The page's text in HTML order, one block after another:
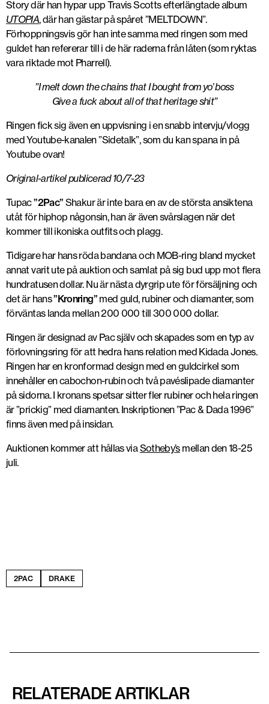
Story där han hypar upp Travis Scotts efterlängtade album
UTOPIA, där han gästar på spåret ”MELTDOWN”.
Förhoppningsvis gör han inte samma med ringen som med
guldet han refererar till i de här raderna från låten (som ryktas
vara riktade mot Pharrell).
”I melt down the chains that I bought from yo’ boss
Give a fuck about all of that heritage shit”
Ringen fick sig även en uppvisning i en snabb intervju/vlogg
med Youtube-kanalen ”Sidetalk”, som du kan spana in på
Youtube ovan!
Original-artikel publicerad 10/7-23
Tupac”2Pac” Shakur är inte bara en av de största ansiktena
utåt för hiphop någonsin, han är även svårslagen när det
kommer till ikoniska outfits och plagg.
Tidigare har hans röda bandana och MOB-ring bland mycket
annat varit ute på auktion och samlat på sig bud upp mot flera
hundratusen dollar. Nu är nästa dyrgrip ute för försäljning och
det är hans”Kronring”med guld, rubiner och diamanter, som
förväntas landa mellan 200 000 till 300 000 dollar.
Ringen är designad av Pac själv och skapades som en typ av
förlovningsring för att hedra hans relation med Kidada Jones.
Ringen har en kronformad design med en guldcirkel som
innehåller en cabochon-rubin och två pavéslipade diamanter
på sidorna. I kronans spetsar sitter fler rubiner och hela ringen
är ”prickig” med diamanten. Inskriptionen ”Pac & Dada 1996”
finns även med på insidan.
Auktionen kommer att hållas viaSotheby’smellan den 18-25
juli.
2PAC DRAKE
RELATERADE ARTIKLAR